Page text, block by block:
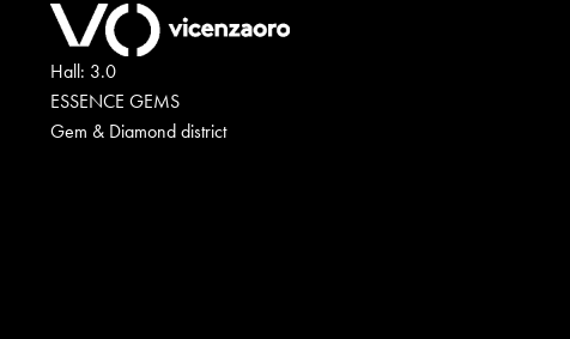
Hall: 3.0
ESSENCE GEMS
Gem & Diamond district